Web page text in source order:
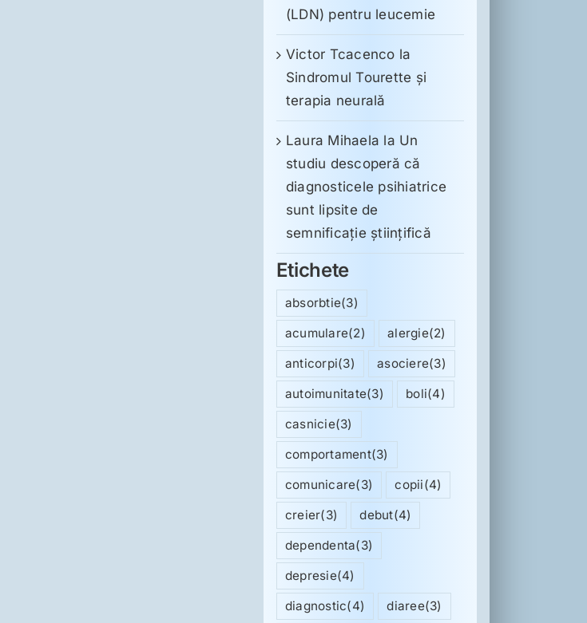
(LDN) pentru leucemie
Victor Tcacenco la
Sindromul Tourette şi
terapia neurală
Laura Mihaela la Un
studiu descoperă că
diagnosticele psihiatrice
sunt lipsite de
semnificație științifică
Etichete
absorbtie(3)
acumulare(2) alergie(2)
anticorpi(3) asociere(3)
autoimunitate(3) boli(4)
casnicie(3)
comportament(3)
comunicare(3) copii(4)
creier(3) debut(4)
dependenta(3)
depresie(4)
diagnostic(4) diaree(3)